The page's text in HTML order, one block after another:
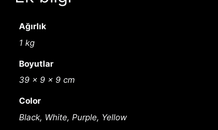
Ağırlık
1 kg
Boyutlar
39 × 9 × 9 cm
Color
Black, White, Purple, Yellow